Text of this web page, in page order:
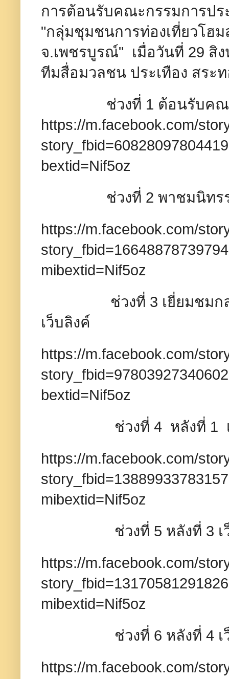
การต้อนรับคณะกรรมการปร
"กลุ่มชุมชนการท่องเที่ยวโฮม
จ.เพชรบูรณ์" เมื่อวันที่ 29 สิ
ทีมสื่อมวลชน ประเทือง สระ
ช่วงที่ 1 ต้อนรับคณะก
https://m.facebook.com/
bextid=Nif5oz
ช่วงที่ 2 พาชมนิทรรศก
https://m.facebook.com/
mibextid=Nif5oz
ช่วงที่ 3 เยี่ยมชมกลุ่มจั
เว็บลิงค์
https://m.facebook.com/
bextid=Nif5oz
ช่วงที่ 4 หลังที่ 1 เ
https://m.facebook.com/
mibextid=Nif5oz
ช่วงที่ 5 หลังที่ 3 เว็
https://m.facebook.com/
mibextid=Nif5oz
ช่วงที่ 6 หลังที่ 4 เว็
https://m.facebook.com/